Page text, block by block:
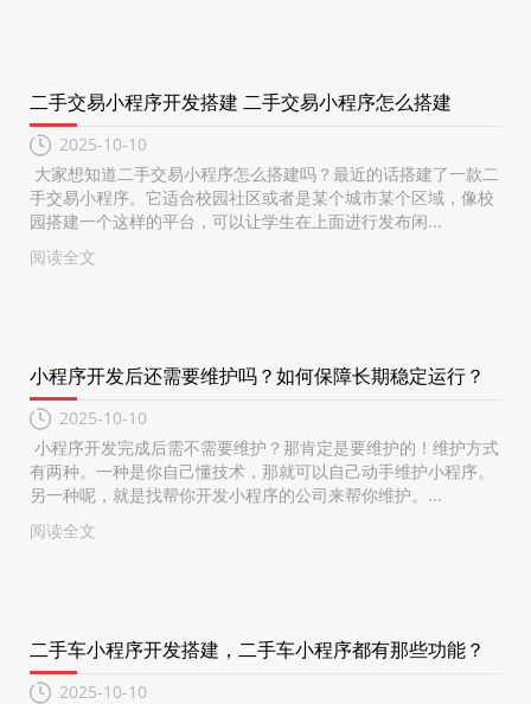
二手交易小程序开发搭建 二手交易小程序怎么搭建
2025-10-10
大家想知道二手交易小程序怎么搭建吗？最近的话搭建了一款二
手交易小程序。它适合校园社区或者是某个城市某个区域，像校
园搭建一个这样的平台，可以让学生在上面进行发布闲...
阅读全文
小程序开发后还需要维护吗？如何保障长期稳定运行？
2025-10-10
小程序开发完成后需不需要维护？那肯定是要维护的！维护方式
有两种。一种是你自己懂技术，那就可以自己动手维护小程序。
另一种呢，就是找帮你开发小程序的公司来帮你维护。...
阅读全文
二手车小程序开发搭建，二手车小程序都有那些功能？
2025-10-10